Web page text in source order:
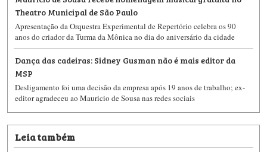
Theatro Municipal de São Paulo
Apresentação da Orquestra Experimental de Repertório celebra os 90
anos do criador da Turma da Mônica no dia do aniversário da cidade
Dança das cadeiras: Sidney Gusman não é mais editor da
MSP
Desligamento foi uma decisão da empresa após 19 anos de trabalho; ex-
editor agradeceu ao Mauricio de Sousa nas redes sociais
Leia também